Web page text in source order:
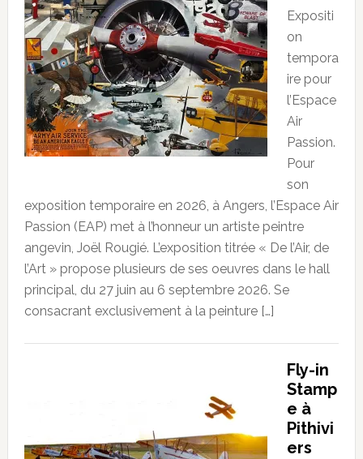
Expositi
on
tempora
ire pour
l’Espace
Air
Passion.
Pour
son
exposition temporaire en 2026, à Angers, l’Espace Air
Passion (EAP) met à l’honneur un artiste peintre
angevin, Joël Rougié. L’exposition titrée « De l’Air, de
l’Art » propose plusieurs de ses oeuvres dans le hall
principal, du 27 juin au 6 septembre 2026. Se
consacrant exclusivement à la peinture […]
Fly-in
Stamp
e à
Pithivi
ers